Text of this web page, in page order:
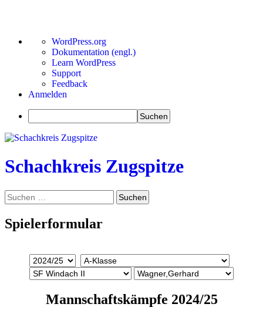
Über
WordPress
WordPress.org
Dokumentation (engl.)
Learn WordPress
Support
Feedback
Anmelden
Suchen
Zum
springen
Schachkreis Zugspitze
Suchen
Suchen
nach:
Spielerformular
Mannschaftskämpfe 2024/25